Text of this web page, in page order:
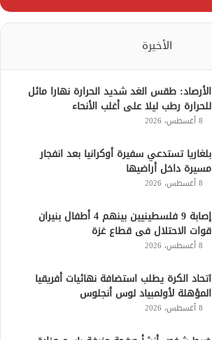
الأخيرة
الأرصاد: طقس الغد شديد الحرارة نهارا مائل
للحرارة رطب ليلا على أغلب الأنحاء
8 أغسطس، 2026
بلغاريا تستدعي سفيرة أوكرانيا بعد انفجار
مسيرة داخل أراضيها
8 أغسطس، 2026
إصابة 9 فلسطينيين بينهم 4 أطفال بنيران
قوات الاحتلال فى قطاع غزة
8 أغسطس، 2026
اتحاد الكرة يطلب استضافة نهائيات أفريقيا
المؤهلة لأولمبياد لوس أنجلوس
8 أغسطس، 2026